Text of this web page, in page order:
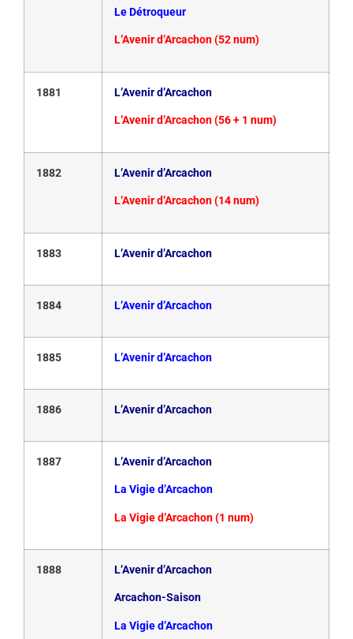
Le Détroqueur
L’Avenir d’Arcachon (52 num)
1881 L’Avenir d’Arcachon
L’Avenir d’Arcachon (56 + 1 num)
1882 L’Avenir d’Arcachon
L’Avenir d’Arcachon (14 num)
1883 L’Avenir d’Arcachon
1884 L’Avenir d’Arcachon
1885 L’Avenir d’Arcachon
1886 L’Avenir d’Arcachon
1887 L’Avenir d’Arcachon
La Vigie d’Arcachon
La Vigie d’Arcachon (1 num)
1888 L’Avenir d’Arcachon
Arcachon-Saison
La Vigie d’Arcachon